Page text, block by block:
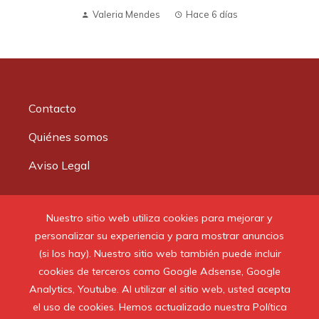
Nuestro sitio web utiliza cookies para mejorar y
personalizar su experiencia y para mostrar anuncios
(si los hay). Nuestro sitio web también puede incluir
cookies de terceros como Google Adsense, Google
Analytics, Youtube. Al utilizar el sitio web, usted acepta
el uso de cookies. Hemos actualizado nuestra Política
Valeria Mendes Hace 6 días
Contacto
Quiénes somos
Aviso Legal
© 2020 Todos los derechos reservados.